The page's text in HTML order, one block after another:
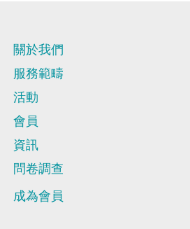
連結
關於我們
服務範疇
活動
會員
資訊
問卷調查
成為會員